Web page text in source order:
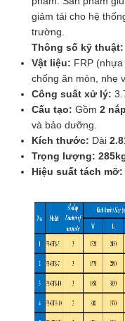
giảm tải cho hệ
trường.
Thông số kỹ thuật:
Vật liệu: FRP
chống ăn mòn, nhẹ
Công suất xử lý:
Cấu tạo: Gồm 2
và bảo dưỡng.
Kích thước: Dài
Trọng lượng:
Hiệu suất tách mỡ: